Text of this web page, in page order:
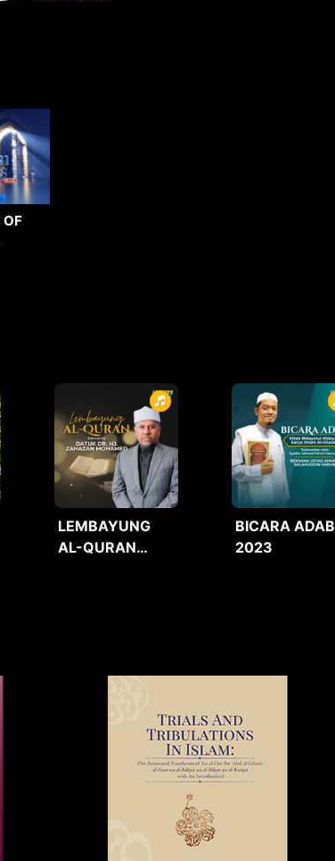
OF
LEMBAYUNG
AL-QURAN
BICARA ADAB
2023